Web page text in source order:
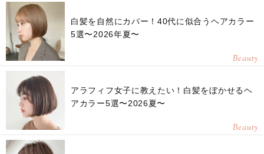
白髪を自然にカバー！40代に似合うヘアカラー
5選〜2026年夏〜
Beauty
アラフィフ女子に教えたい！白髪をぼかせるヘ
アカラー5選〜2026夏〜
Beauty